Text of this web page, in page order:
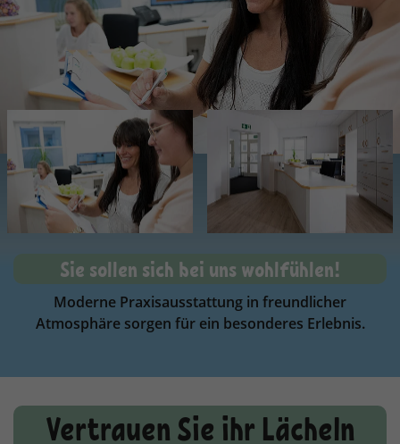
Sie sollen sich bei uns wohlfühlen!
Moderne Praxisausstattung in freundlicher
Atmosphäre sorgen für ein besonderes Erlebnis.
Vertrauen Sie ihr Lächeln